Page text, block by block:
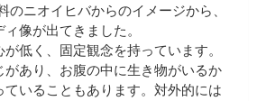
のニオイヒバからのイメージから、
像が出てきました。
低く、固定観念を持っています。
があり、お腹の中に生き物がいるか
いることもあります。対外的には